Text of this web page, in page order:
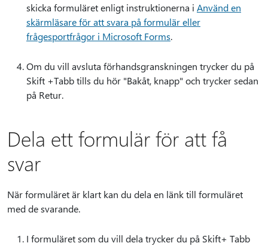
skicka formuläret enligt instruktionerna i Använd en
skärmläsare för att svara på formulär eller
frågesportfrågor i Microsoft Forms.
Om du vill avsluta förhandsgranskningen trycker du på
Skift +Tabb tills du hör "Bakåt, knapp" och trycker sedan
på Retur.
Dela ett formulär för att få
svar
När formuläret är klart kan du dela en länk till formuläret
med de svarande.
I formuläret som du vill dela trycker du på Skift+ Tabb